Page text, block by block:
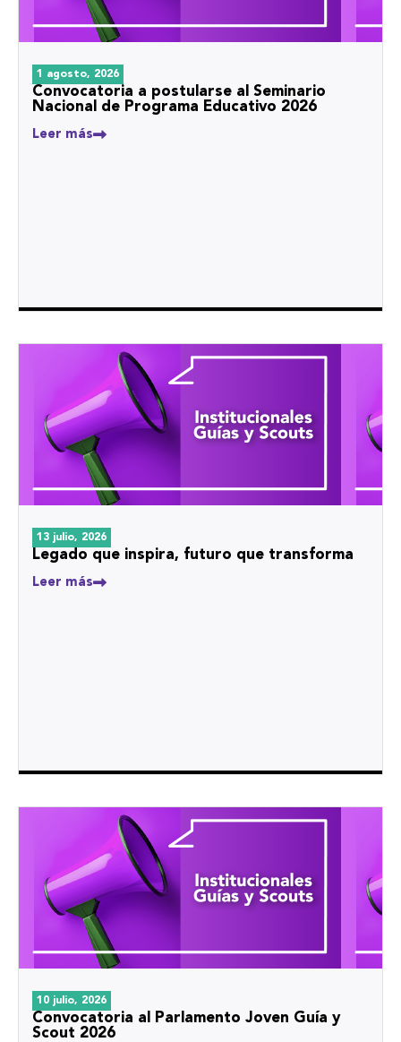
1 agosto, 2026
Convocatoria a postularse al Seminario
Nacional de Programa Educativo 2026
Leer más
13 julio, 2026
Legado que inspira, futuro que transforma
Leer más
10 julio, 2026
Convocatoria al Parlamento Joven Guía y
Scout 2026